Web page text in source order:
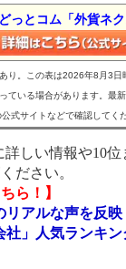
っとコム「外貨ネ
り。この表は2026年8月3日
ている場合があります。最
式サイトなどで確認してく
しい情報や10
ださい。
ら！】
リアルな声を反
」人気ランキン